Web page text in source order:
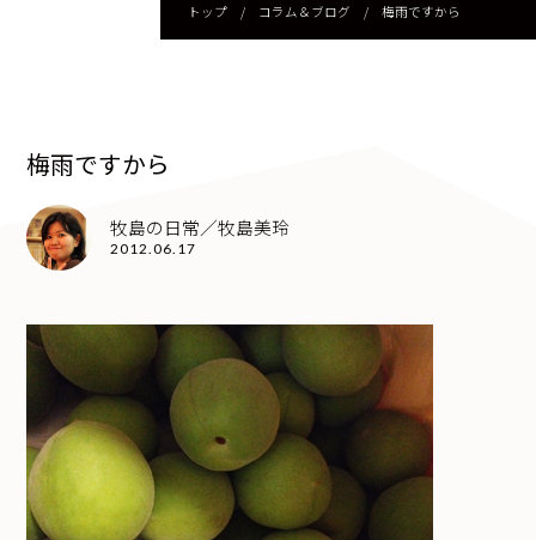
トップ/ コラム＆ブログ / 梅雨ですから
梅雨ですから
牧島の日常／牧島美玲
2012.06.17